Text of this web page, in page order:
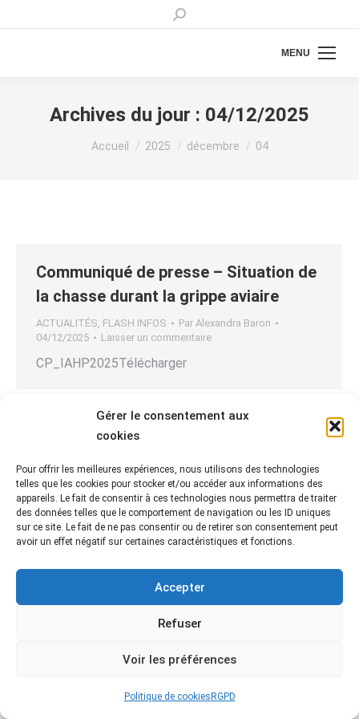
Gérer le consentement aux
cookies
Pour offrir les meilleures expériences, nous utilisons des technologies
telles que les cookies pour stocker et/ou accéder aux informations des
appareils. Le fait de consentir à ces technologies nous permettra de traiter
des données telles que le comportement de navigation ou les ID uniques
sur ce site. Le fait de ne pas consentir ou de retirer son consentement peut
avoir un effet négatif sur certaines caractéristiques et fonctions.
Accepter
Refuser
Voir les préférences
Politique de cookies RGPD
Recherche
MENU
Archives du jour : 04/12/2025
Vous êtes ici :
Accueil 2025 décembre 04
Communiqué de presse – Situation de
la chasse durant la grippe aviaire
ACTUALITÉS, FLASH INFOS Par Alexandra Baron
04/12/2025
Laisser un commentaire
CP_IAHP2025Télécharger
Fédération Départementale des Chasseurs de la Vendée
© 2021 • www.chasseur-vendeen.fr Dream-Theme — trulypremium
MENU FOOTER 2